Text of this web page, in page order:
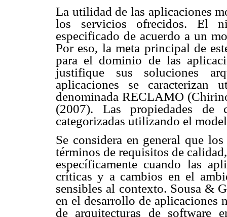
La utilidad de las aplicaciones
los servicios ofrecidos. El
especificado de acuerdo a un
Por eso, la meta principal de
para el dominio de las
justifique sus soluciones
aplicaciones se caracterizan
denominada RECLAMO
(2007). Las propiedades de
categorizadas utilizando el
Se considera en general que
términos de requisitos de
específicamente cuando las
críticas y a cambios en el
sensibles al contexto. Sousa &
en el desarrollo de aplicaciones
de arquitecturas de software